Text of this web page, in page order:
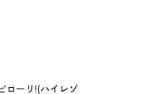
ローリ!(ハイレゾ